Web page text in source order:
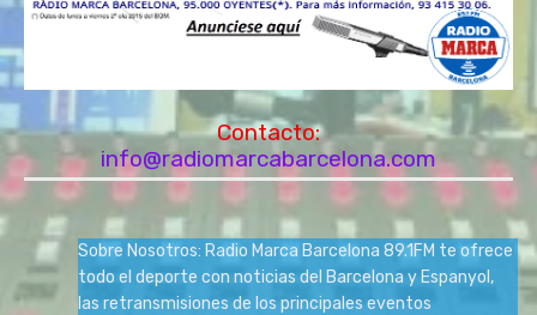
Contacto:
info@radiomarcabarcelona.com
Sobre Nosotros: Radio Marca Barcelona 89.1FM te ofrece
todo el deporte con noticias del Barcelona y Espanyol,
las retransmisiones de los principales eventos